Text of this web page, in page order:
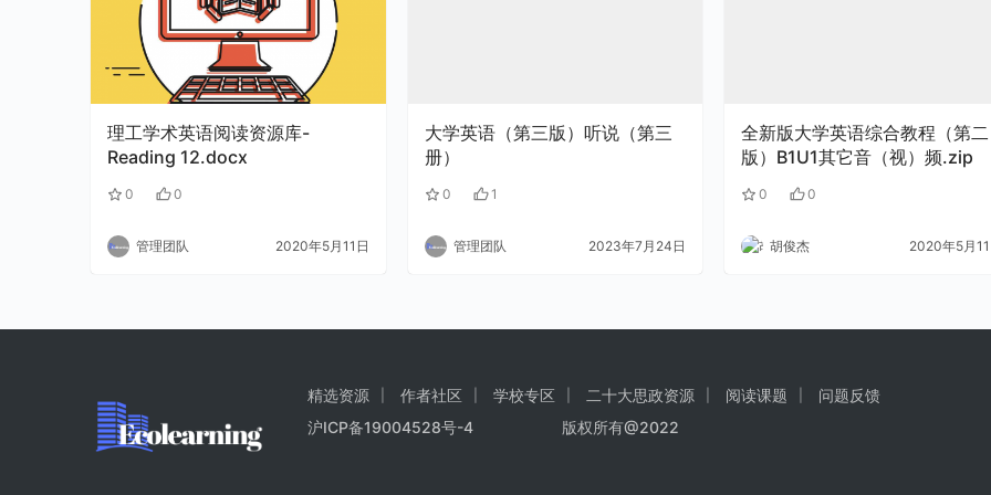
理工学术英语阅读资源库-
Reading 12.docx
0 0
管理团队 2020年5月11日
大学英语（第三版）听说（第三
册）
0 1
管理团队 2023年7月24日
全新版大学英语综合教程（第二
版）B1U1其它音（视）频.zip
0 0
胡俊杰 2020年5月
精选资源 作者社区 学校专区 二十大思政资源 阅读课题
问题反馈
沪ICP备19004528号-4
版权所有@2022